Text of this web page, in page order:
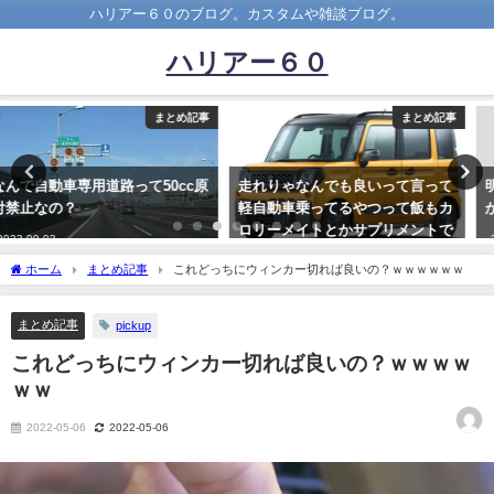
ハリアー６０のブログ。カスタムや雑談ブログ。
ハリアー６０
まとめ記事
走れりゃなんでも良いって言って
軽自動車乗ってるやつって飯もカ
ロリーメイトとかサプリメントで
済ませてるの？
まとめ記事
明日、運転免許証の更新に行こう
か迷うｗｗｗｗｗｗｗｗ
2023-09-29
ホーム まとめ記事 これどっちにウィンカー切れば良いの？ｗｗｗｗｗｗ
まとめ記事 pickup
これどっちにウィンカー切れば良いの？ｗｗｗｗ
ｗｗ
2022-05-06 2022-05-06